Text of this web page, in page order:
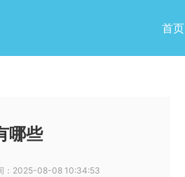
首页
哪些
2025-08-08 10:34:53